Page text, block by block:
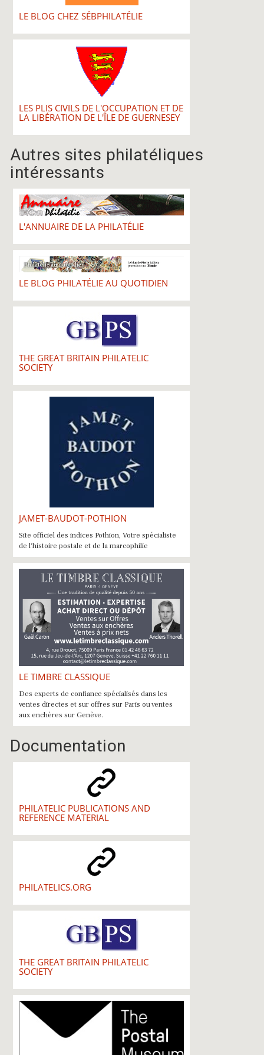
LE BLOG CHEZ SÉBPHILATÉLIE
LES PLIS CIVILS DE L'OCCUPATION ET DE
LA LIBÉRATION DE L'ÎLE DE GUERNESEY
Autres sites philatéliques
intéressants
L'ANNUAIRE DE LA PHILATÉLIE
LE BLOG PHILATÉLIE AU QUOTIDIEN
THE GREAT BRITAIN PHILATELIC
SOCIETY
JAMET-BAUDOT-POTHION
Site officiel des indices Pothion, Votre spécialiste
de l'histoire postale et de la marcophilie
LE TIMBRE CLASSIQUE
Des experts de confiance spécialisés dans les
ventes directes et sur offres sur Paris ou ventes
aux enchères sur Genève.
Documentation
PHILATELIC PUBLICATIONS AND
REFERENCE MATERIAL
PHILATELICS.ORG
THE GREAT BRITAIN PHILATELIC
SOCIETY